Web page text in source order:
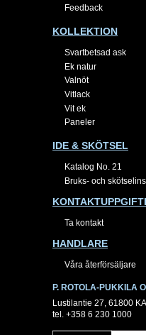
Feedback
KOLLEKTION
Svartbetsad ask
Ek natur
Valnöt
Vitlack
Vit ek
Paneler
IDE & SKÖTSEL
Katalog No. 21
Bruks- och
Ta kontakt
HANDLARE
Våra återförsäljare
P. ROTOLA-PUKKILA
Lustilantie 27, 61800
tel. +358 6 230 1000